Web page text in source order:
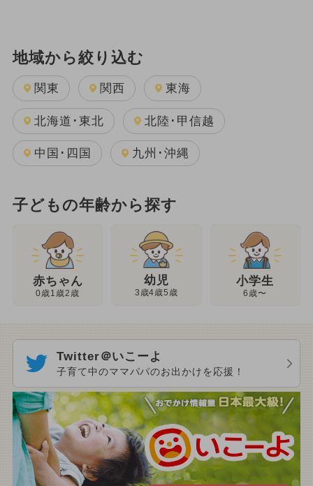
地域から絞り込む
関東 関西 東海
北海道･東北 北陸･甲信越
中国･四国 九州･沖縄
子どもの年齢から探す
赤ちゃん
0歳1歳2歳
幼児
3歳4歳5歳
小学生
6歳〜
Twitter＠いこーよ
子育て中のママパパのお出かけを応援！